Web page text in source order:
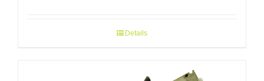
Details